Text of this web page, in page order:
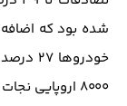
شده بود که
۸۰۰۰ اروپایی نجات داده خواهد داد.